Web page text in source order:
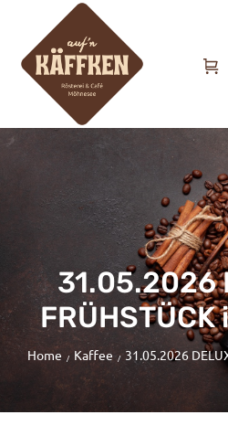
31.05.2026
Home / Kaffee / 31.05.2026